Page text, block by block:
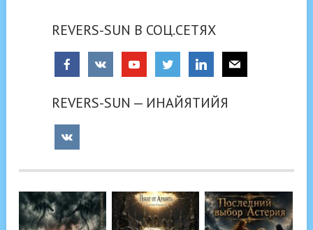
REVERS-SUN В СОЦ.СЕТЯХ
REVERS-SUN — ИНАЙЯТИЙЯ